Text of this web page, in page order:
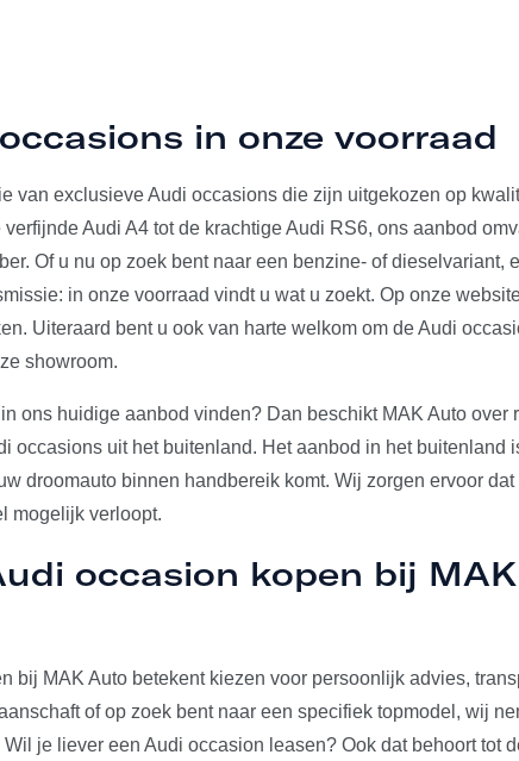
in onze voorraad
van exclusieve Audi occasions die zijn uitgekozen op
Audi A4 tot de krachtige Audi RS6, ons aanbod
Of u nu op zoek bent naar een benzine- of dieselvariant,
in onze voorraad vindt u wat u zoekt. Op onze
Uiteraard bent u ook van harte welkom om de Audi
showroom.
ons huidige aanbod vinden? Dan beschikt MAK Auto over
occasions uit het buitenland. Het aanbod in het buitenland
droomauto binnen handbereik komt. Wij zorgen ervoor dat
mogelijk verloopt.
occasion kopen bij MAK
bij MAK Auto betekent kiezen voor persoonlijk advies,
of op zoek bent naar een specifiek topmodel, wij
je liever een Audi occasion leasen? Ook dat behoort tot